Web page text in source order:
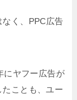
く、PPC広告
にヤフー広告が
ことも、ユー